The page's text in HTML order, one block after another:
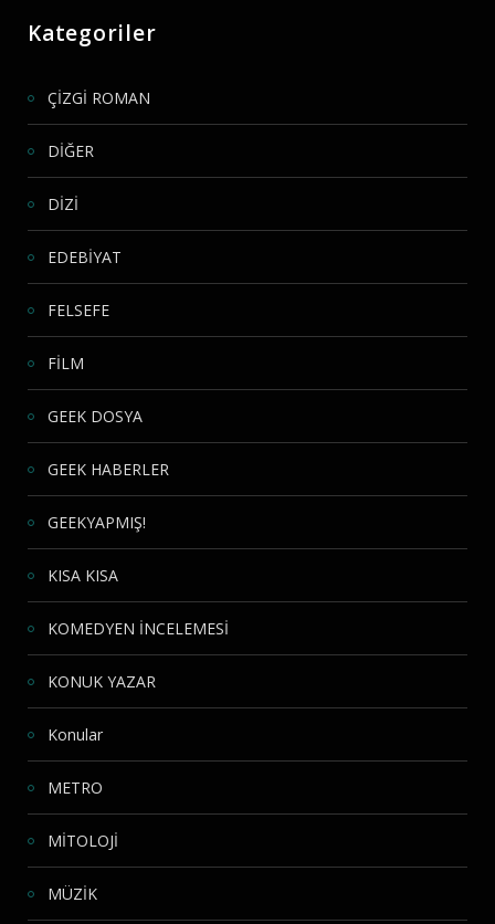
Kategoriler
ÇİZGİ ROMAN
DİĞER
DİZİ
EDEBİYAT
FELSEFE
FİLM
GEEK DOSYA
GEEK HABERLER
GEEKYAPMIŞ!
KISA KISA
KOMEDYEN İNCELEMESİ
KONUK YAZAR
Konular
METRO
MİTOLOJİ
MÜZİK